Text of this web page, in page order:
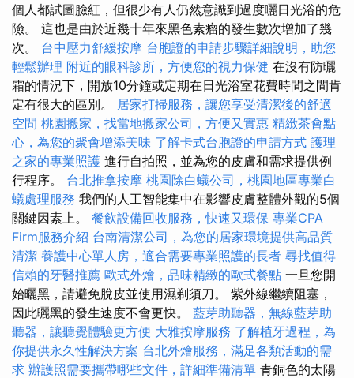
個人都試圖臉紅，但很少有人仍然意識到過度曬日光浴的危
險。 這也是由於近幾十年來黑色素瘤的發生數次增加了幾
次。 台中壓力舒緩按摩 台胞證的申請步驟詳細說明，助您
輕鬆辦理 附近的眼科診所，方便您的視力保健 在沒有防曬
霜的情況下，開放10分鐘或定期在日光浴室花費時間之間肯
定有很大的區別。 居家打掃服務，讓您享受清潔後的舒適
空間 桃園搬家，找當地搬家公司，方便又實惠 精緻茶會點
心，為您的聚會增添美味 了解卡式台胞證的申請方式 護理
之家的專業照護 進行自拍照，並為您的皮膚和需求提供例
行程序。 台北推拿按摩 桃園除白蟻公司，桃園地區專業白
蟻處理服務 我們的人工智能集中在影響皮膚整體外觀的5個
關鍵因素上。 餐飲設備回收服務，快速又環保 專業CPA
Firm服務介紹 台南清潔公司，為您的居家環境提供高品質
清潔 養護中心單人房，適合需要專業照護的長者 尋找值得
信賴的牙醫推薦 歐式外燴，品味精緻的歐式餐點 一旦您開
始曬黑，請避免脫皮並使用濕剃須刀。 紫外線繼續阻塞，
因此曬黑的發生速度不會更快。 藍芽助聽器，無線藍芽助
聽器，讓聽覺體驗更方便 大雅按摩服務 了解植牙過程，為
你提供永久性解決方案 台北外燴服務，滿足各類活動的需
求 辦護照需要攜帶哪些文件，詳細準備清單 青銅色的太陽